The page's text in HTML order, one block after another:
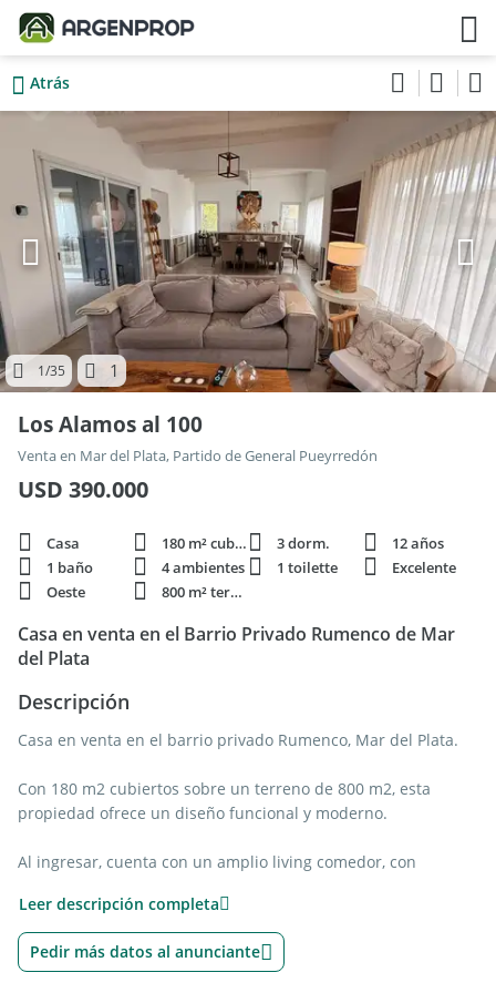
Atrás
1/35 1
Los Alamos al 100
Venta en Mar del Plata, Partido de General Pueyrredón
USD 390.000
Casa 180 m² cubie. 3 dorm.
12 años
1 baño
4 ambientes 1 toilette
Excelente
Oeste
800 m² terren.
Casa en venta en el Barrio Privado Rumenco de Mar
del Plata
Descripción
Casa en venta en el barrio privado Rumenco, Mar del Plata.
Con 180 m2 cubiertos sobre un terreno de 800 m2, esta
propiedad ofrece un diseño funcional y moderno.
Al ingresar, cuenta con un amplio living comedor, con
cocina con isla y barra desayunadora se encuentra integrada,
generando un espacio social cómodo y acogedor. Lavadero
independiente con salida al exterior.
Leer descripción completa
Pedir más datos al anunciante